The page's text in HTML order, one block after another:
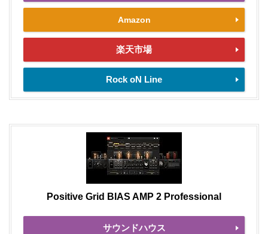
Amazon
楽天市場
Rock oN Line
Positive Grid BIAS AMP 2 Professional
サウンドハウス